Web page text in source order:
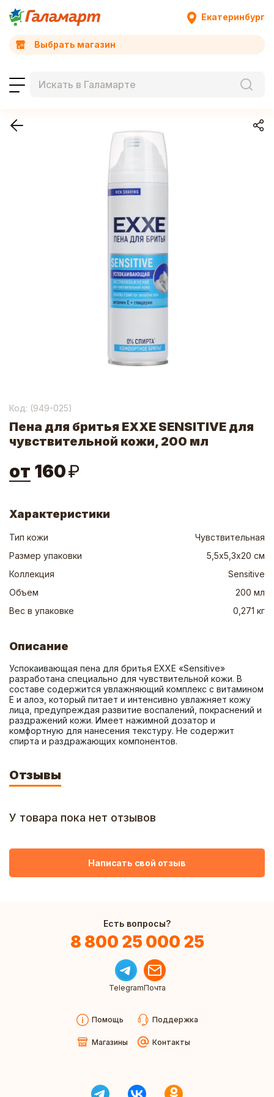
Екатеринбург
Выбрать магазин
Код: (949-025)
Пена для бритья EXXE SENSITIVE для
чувствительной кожи, 200 мл
от 160₽
Характеристики
Тип кожи
Чувствительная
Размер упаковки
5,5х5,3х20 см
Коллекция
Sensitive
Объем
200 мл
Вес в упаковке
0,271 кг
Описание
Успокаивающая пена для бритья EXXE «Sensitive»
разработана специально для чувствительной кожи. В
составе содержится увлажняющий комплекс с витамином
E и алоэ, который питает и интенсивно увлажняет кожу
лица, предупреждая развитие воспалений, покраснений и
раздражений кожи. Имеет нажимной дозатор и
комфортную для нанесения текстуру. Не содержит
спирта и раздражающих компонентов.
Отзывы
У товара пока нет отзывов
Написать свой отзыв
Есть вопросы?
8 800 25 000 25
TelegramПочта
Помощь Поддержка
Магазины Контакты